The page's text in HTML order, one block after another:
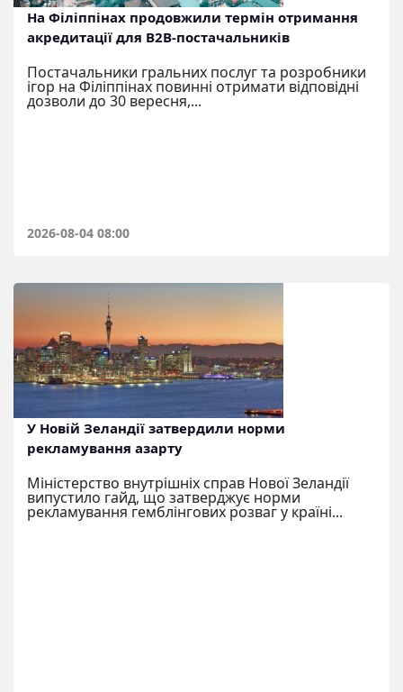
На Філіппінах продовжили термін отримання
акредитації для B2B-постачальників
Постачальники гральних послуг та розробники
ігор на Філіппінах повинні отримати відповідні
дозволи до 30 вересня,...
2026-08-04 08:00
У Новій Зеландії затвердили норми
рекламування азарту
Міністерство внутрішніх справ Нової Зеландії
випустило гайд, що затверджує норми
рекламування гемблінгових розваг у країні...